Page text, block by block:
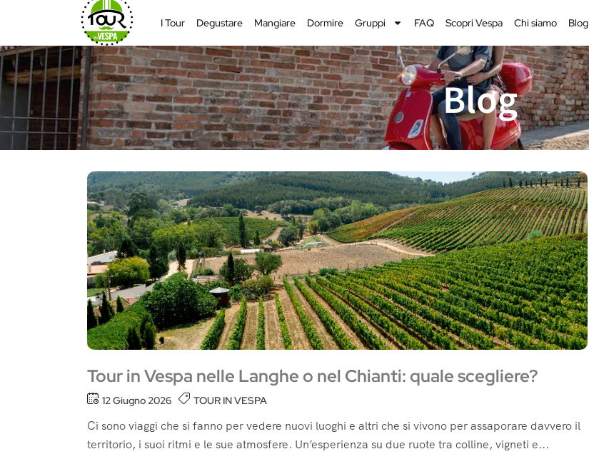
I Tour Degustare Mangiare Dormire Gruppi FAQ Scopri Vespa Chi siamo Blog
Blog
Tour in Vespa nelle Langhe o nel Chianti: quale scegliere?
12 Giugno 2026 TOUR IN VESPA
Ci sono viaggi che si fanno per vedere nuovi luoghi e altri che si vivono per assaporare davvero il
territorio, i suoi ritmi e le sue atmosfere. Un’esperienza su due ruote tra colline, vigneti e...